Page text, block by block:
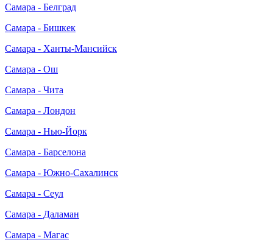
Самара - Белград
Самара - Бишкек
Самара - Ханты-Мансийск
Самара - Ош
Самара - Чита
Самара - Лондон
Самара - Нью-Йорк
Самара - Барселона
Самара - Южно-Сахалинск
Самара - Сеул
Самара - Даламан
Самара - Магас